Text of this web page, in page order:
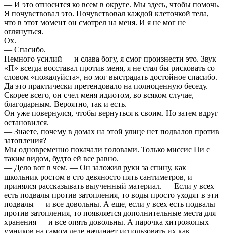
— И это относится ко всем в округе. Мы здесь, чтобы помочь.
Я почувствовал это. Почувствовал каждой клеточкой тела,
что в этот момент он смотрел на меня. И я не мог не
оглянуться.
Ох.
— Спасибо.
Немного усилий — и слава богу, я смог произнести это. Звук
«П» всегда восставал против меня, я не стал бы рисковать со
словом «пожалуйста», но мог выстрадать достойное спасибо.
Да это практически претендовало на полноценную беседу.
Скорее всего, он счел меня идиотом, во всяком случае,
благодарным. Вероятно, так и есть.
Он уже повернулся, чтобы вернуться к своим. Но затем вдруг
остановился.
— Знаете, почему в домах на этой улице нет подвалов против
затопления?
Мы одновременно покачали головами. Только миссис Пи с
таким видом, будто ей все равно.
— Дело вот в чем. — Он заложил руки за спину, как
школьник ростом в сто девяносто пять сантиметров, и
принялся рассказывать выученный материал. — Если у всех
есть подвалы против затопления, то воды просто уходят в эти
подвалы — и все довольны. А еще, если у всех есть подвалы
против затопления, то появляется дополнительные места для
хранения — и все опять довольны. А парочка хитрожопых